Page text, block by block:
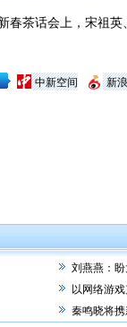
茶话会上，宋祖英
新
中新空间
刘燕燕：
以网络游
秦鸣晓将